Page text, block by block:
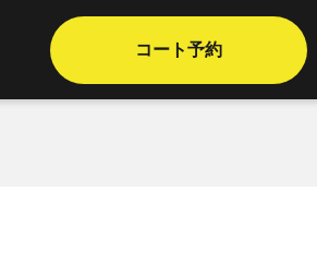
コート予約